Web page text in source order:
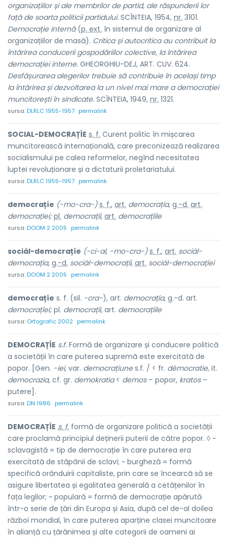
organizațiilor și ale membrilor de partid, ale răspunderii lor
față de soarta politicii partidului. SCÎNTEIA, 1954, nr. 3101.
Democrație internă(p. ext. în sistemul de organizare al
organizațiilor de masă). Critica și autocritica au contribuit la
întărirea conducerii gospodăriilor colective, la întărirea
democrației interne. GHEORGHIU-DEJ, ART. CUV. 624.
Desfășurarea alegerilor trebuie să contribuie în același timp
la întărirea și dezvoltarea la un nivel mai mare a democrației
muncitorești în sindicate. SCÎNTEIA, 1949, nr. 1321.
sursa:DLRLC 1955-1957 permalink
SOCIAL-DEMOCRAȚÍE s. f. Curent politic în mișcarea
muncitorească internațională, care preconizează realizarea
socialismului pe calea reformelor, negînd necesitatea
luptei revoluționare și a dictaturii proletariatului.
sursa:DLRLC 1955-1957 permalink
democrațíe (-mo-cra-) s. f., art. democrațía, g.-d. art.
democrațíei; pl. democrațíi, art. democrațíile
sursa:DOOM 2 2005 permalink
sociál-democrațíe (-ci-al, -mo-cra-) s. f., art. sociál-
democrațía, g.-d. sociál-democrațíi, art. sociál-democrațíei
sursa:DOOM 2 2005 permalink
democrațíe s. f. (sil. -cra-), art. democrațía, g.-d. art.
democrațíei;pl. democrațíi, art. democrațíile
sursa: Ortografic 2002 permalink
DEMOCRAȚÍE s.f. Formă de organizare și conducere politică
a societății în care puterea supremă este exercitată de
popor. [Gen. -iei, var. democrațiunes.f. / < fr. démocratie, it.
democrazia, cf. gr. demokratia< demos– popor, kratos–
putere].
sursa:DN 1986 permalink
DEMOCRAȚÍE s. f. formă de organizare politică a societății
care proclamă principiul deținerii puterii de către popor. ◊ ~
sclavagistă = tip de democrație în care puterea era
exercitată de stăpânii de sclavi; ~ burgheză = formă
specifică orânduirii capitaliste, prin care se încearcă să se
asigure libertatea și egalitatea generală a cetățenilor în
fața legilor; ~ populară = formă de democrație apărută
într-o serie de țări din Europa și Asia, după cel de-al doilea
război mondial, în care puterea aparține clasei muncitoare
în alianță cu țărănimea și alte categorii de oameni ai